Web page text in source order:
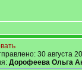
30 августа
Дорофеева Ольга